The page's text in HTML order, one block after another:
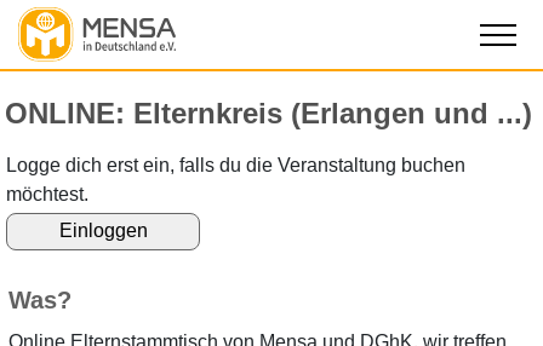
ONLINE: Elternkreis (Erlangen und ...)
Logge dich erst ein, falls du die Veranstaltung buchen
möchtest.
Was?
Online Elternstammtisch von Mensa und DGhK, wir treffen